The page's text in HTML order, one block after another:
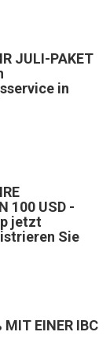
JULI-PAKET
in
100 USD -
jetzt
Sie
MIT EINER IBC